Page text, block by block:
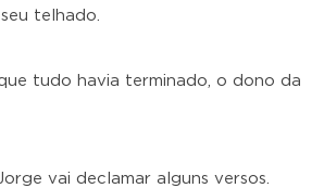
telhado.
tudo havia terminado, o dono da
vai declamar alguns versos.